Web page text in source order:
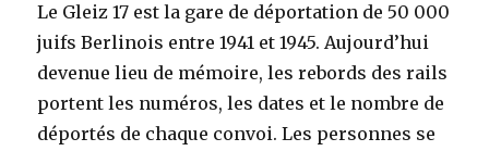
Le Gleiz 17 est la gare de déportation de 50 000
juifs Berlinois entre 1941 et 1945. Aujourd’hui
devenue lieu de mémoire, les rebords des rails
portent les numéros, les dates et le nombre de
déportés de chaque convoi. Les personnes se